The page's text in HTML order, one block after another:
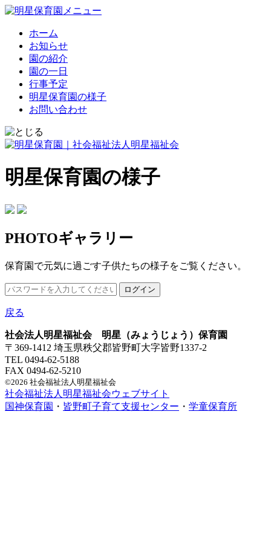
ホーム
お知らせ
園の紹介
園の一日
行事予定
明星保育園の様子
お問い合わせ
明星保育園の様子
PHOTOギャラリー
保育園で元気に過ごす子供たちの様子をご覧ください。
戻る
社会法人明星福祉会 明星（みょうじょう）保育園
〒369-1412 埼玉県秩父郡皆野町大字皆野1337-2
TEL 0494-62-5188
FAX 0494-62-5210
©2026 社会福祉法人明星福祉会
社会福祉法人明星福祉会ウェブサイト
国神保育園 ・ 皆野町子育て支援センター ・ 学童保育所